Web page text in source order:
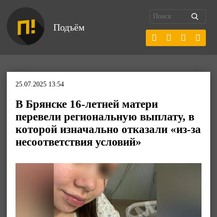
Подъём
25.07.2025 13:54
В Брянске 16-летней матери
перевели региональную выплату, в
которой изначально отказали «из-за
несоответствия условий»